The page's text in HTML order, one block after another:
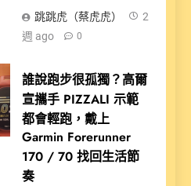
跳跳虎（蔡虎虎）
2
週 ago
0
誰說跑步很孤獨？高爾
宣攜手 PIZZALI 示範
都會輕跑，戴上
Garmin Forerunner
170 / 70 找回生活節
奏